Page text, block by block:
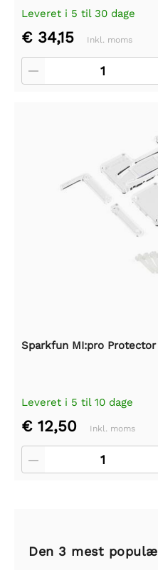
Leveret i 5 til 30 dage
€ 34,15 Inkl. moms
Sparkfun MI:pro
Leveret i 5 til 10 dage
€ 12,50 Inkl. moms
Den 3 mest